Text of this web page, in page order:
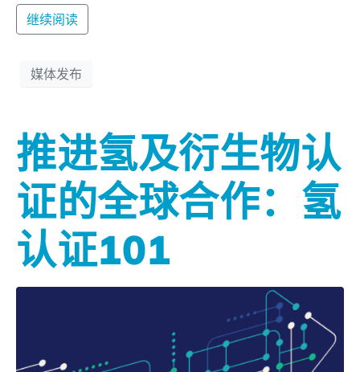
继续阅读
媒体发布
推进氢及衍生物认
证的全球合作：氢
认证101